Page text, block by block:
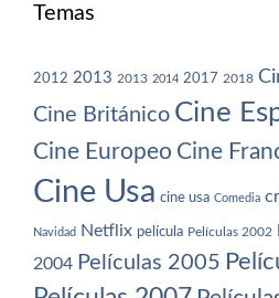
Temas
2012 2013 2013 2014 2017 2018
Cine Británico Cine
Cine Europeo Cine
Cine Usa cine usa Comedia
Navidad Netflix película Películas 2002
2004 Películas 2005